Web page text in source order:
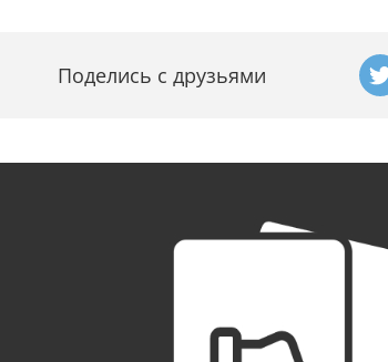
Поделись с друзьями